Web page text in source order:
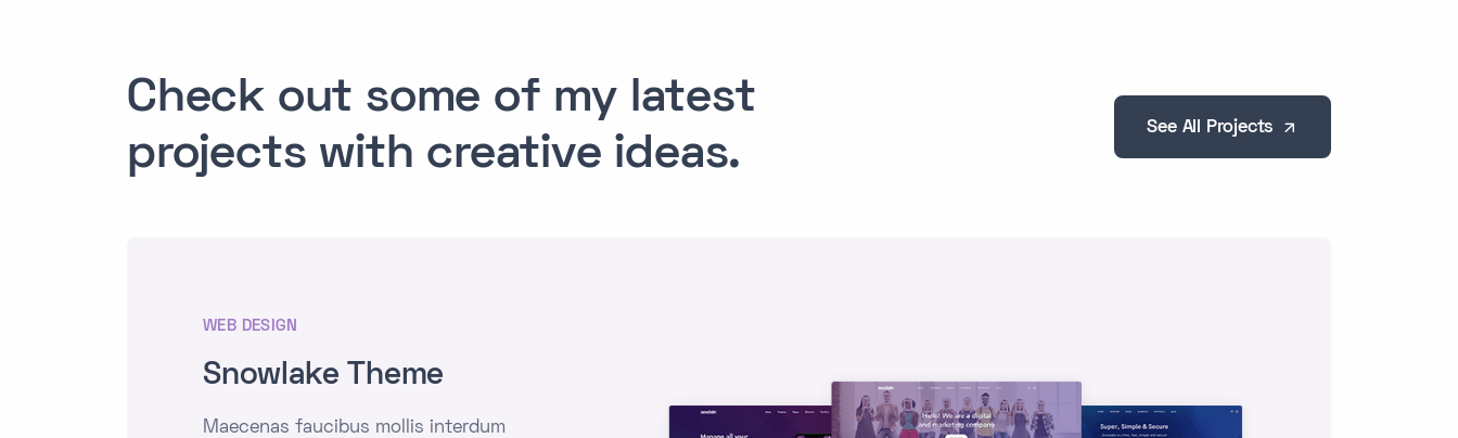
Check out some of my latest
projects with creative ideas.
See All Projects
WEB DESIGN
Snowlake Theme
Maecenas faucibus mollis interdum